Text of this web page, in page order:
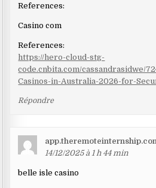
References:
Casino com
References:
https://hero-cloud-stg-
code.cnbita.com/cassandrasidwe/
Casinos-in-Australia-2026-for-
Répondre
14/12/2025 à 1 h 44 min
belle isle casino